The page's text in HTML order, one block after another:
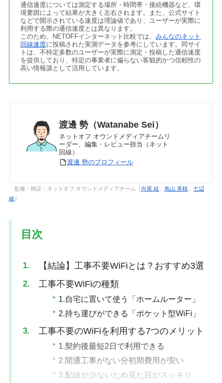
通信速度については測定する場所・時間帯・接続機器など、環
境要因によって結果が大きく左右されます。また、公式サイト
などで開示されている速度は理論値であり、ユーザーが実際に
利用する際の通信速度とは異なります。
このため、NETOFFインターネット比較では、みんなのネット
回線速度に投稿された実測データを参考にしています。同サイ
トは、不特定多数のユーザーが実際に測定・投稿した通信速度
を提供しており、特定の事業者に偏らない客観的かつ信頼性の
高い情報源として活用しています。
渡邊 勢（Watanabe Sei）
ネットオフ オウンドメディアチームリ
ーダー、編集・レビュー担当（ネット
回線）
渡邊 勢のプロフィール
監修・検証：ネットオフ オウンドメディアチーム［向尾 絃、 鳥山 美桜、 七辺
綾］
目次
【結論】工事不要WiFiとは？おすすめ3選
工事不要WiFiの種類
1.自宅に置いて使う「ホームルーター」
2.持ち運びができる「ポケット型WiFi」
工事不要のWiFiを利用する7つのメリット
1.契約後最短2日で利用できる
2.開通工事がない分初期費用が安い
3.配線が少ないため見た目がスッキリ